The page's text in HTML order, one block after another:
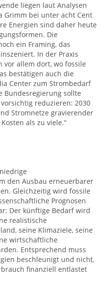
liegen laut Analysen
Grimm bei unter acht Cent
Energien sind daher heute
Die
ein Framing, das
In der Praxis
vor allem dort, wo fossile
bestätigen auch die
Center zum Strombedarf
Bundesregierung sollte
reduzieren: 2030
Stromnetze gravierender
als zu viele.“
den Ausbau erneuerbarer
Gleichzeitig wird fossile
Prognosen
Der künftige Bedarf wird
realistische
seine Klimaziele, seine
wirtschaftliche
Entsprechend muss
beschleunigt und nicht,
finanziell entlastet